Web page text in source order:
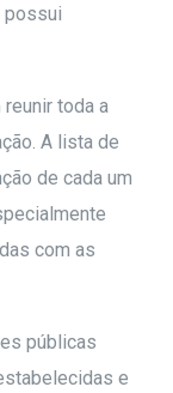
possui
toda a
A lista de
de cada um
com as
públicas
e